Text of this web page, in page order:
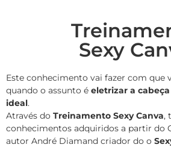
Sexy
Este conhecimento vai fazer com que
quando o assunto é eletrizar a
ideal.
Através do Treinamento Sexy Canva,
conhecimentos adquiridos a partir do
autor André Diamand criador do o